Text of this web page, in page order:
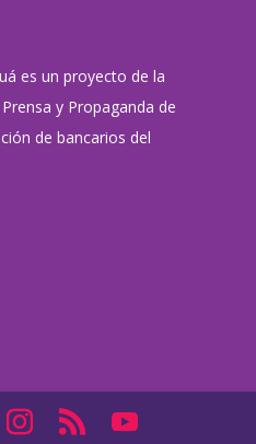
es un proyecto de la
y Propaganda de
de bancarios del